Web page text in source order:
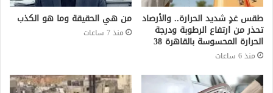
طقس غدٍ شديد الحرارة.. والأرصاد
تحذر من ارتفاع الرطوبة ودرجة
الحرارة المحسوسة بالقاهرة 38
منذ 6 ساعات
من هي الحقيقة وما هو الكذب
منذ 7 ساعات